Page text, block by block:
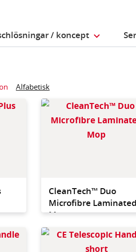
/ koncept
Alfabetisk
Lightweight and
autoclavable frame with
removal lever designed to
CleanTech™ Duo
Microfibre Laminated
Mop
Telescopic Handle for